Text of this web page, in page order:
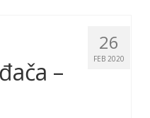
26
FEB 2020
–